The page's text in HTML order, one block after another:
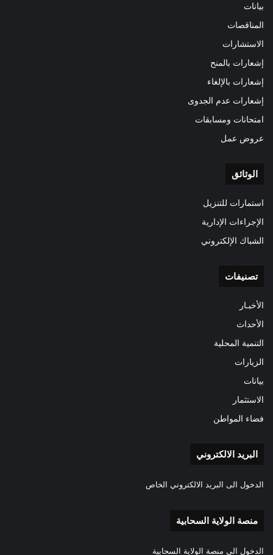
بيانات
المناقصات
الاستشارات
إشعارات بالمنح
إشعارات بالإلغاء
إشعارات عدم الجدوى
امتحانات ومسابقات
عروض عمل
الوثائق
استمارات للتنزيل
الإجراءات الإدارية
الشباك الإلكتروني
تصنيفات
الأخبـار
الأحداث
التنمية المحلية
الزيارات
بيانات
الاستثمار
فضاء المواطن
البريد الالكتروني
الدخول الى البريد الالكتروني الخاص
منصة الولاية السحابية
الدخول الى منصة الولاية السحابية